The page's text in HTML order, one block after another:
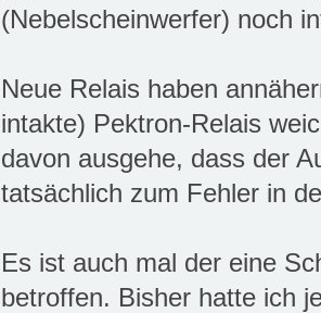
(Nebelscheinwerfer) noch
Neue Relais haben
intakte) Pektron-Relais
davon ausgehe, dass der
tatsächlich zum Fehler in
Es ist auch mal der eine
betroffen. Bisher hatte ich